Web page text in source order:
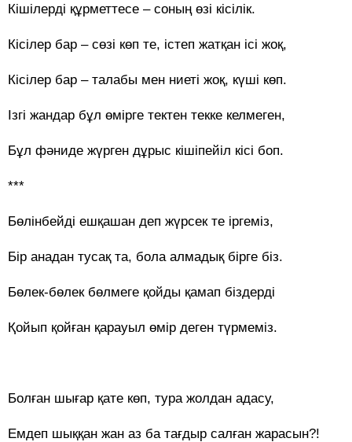
Кішілерді құрметтесе – соның өзі кісілік.
Кісілер бар – сөзі көп те, істеп жатқан ісі жоқ,
Кісілер бар – талабы мен ниеті жоқ, күші көп.
Ізгі жандар бұл өмірге тектен текке келмеген,
Бұл фәниде жүрген дұрыс кішіпейіл кісі боп.
***
Бөлінбейді ешқашан деп жүрсек те іргеміз,
Бір анадан тусақ та, бола алмадық бірге біз.
Бөлек-бөлек бөлмеге қойды қамап біздерді
Қойып қойған қарауыл өмір деген түрмеміз.
Болған шығар қате көп, тура жолдан адасу,
Емдеп шыққан жан аз ба тағдыр салған жарасын?!